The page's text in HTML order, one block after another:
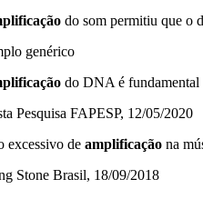
do som permitiu que o
genérico
do DNA é fundamental
Pesquisa FAPESP, 12/05/2020
excessivo de amplificação na
Stone Brasil, 18/09/2018